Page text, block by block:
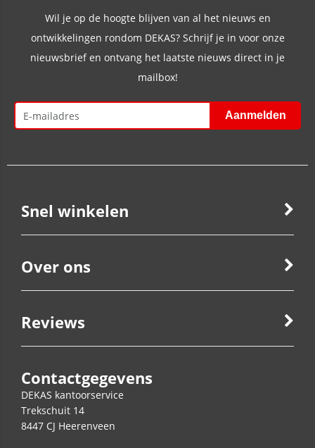
Wil je op de hoogte blijven van al het nieuws en
ontwikkelingen rondom DEKAS? Schrijf je in voor onze
nieuwsbrief en ontvang het laatste nieuws direct in je
mailbox!
Snel winkelen
Over ons
Reviews
Contactgegevens
DEKAS kantoorservice
Trekschuit 14
8447 CJ Heerenveen